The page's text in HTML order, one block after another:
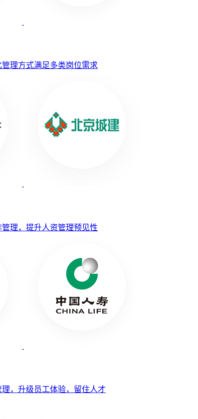
理方式满足多类岗位需求
理，提升人资管理预见性
，升级员工体验，留住人才